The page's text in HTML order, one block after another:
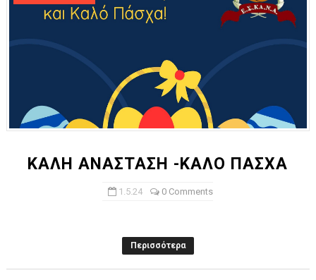
ΚΑΛΗ ΑΝΑΣΤΑΣΗ -ΚΑΛΟ ΠΑΣΧΑ
1.5.24 0 Comments
Περισσότερα